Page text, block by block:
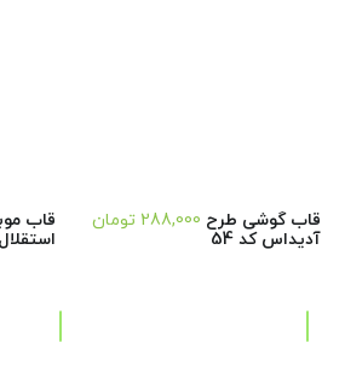
قاب گوشی طرح
آدیداس کد 54
288,000 تومان
قاب